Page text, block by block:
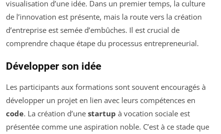
visualisation d’une idée. Dans un premier temps, la culture
de l’innovation est présente, mais la route vers la création
d’entreprise est semée d’embûches. Il est crucial de
comprendre chaque étape du processus entrepreneurial.
Développer son idée
Les participants aux formations sont souvent encouragés à
développer un projet en lien avec leurs compétences en
code. La création d’une startup à vocation sociale est
présentée comme une aspiration noble. C’est à ce stade que